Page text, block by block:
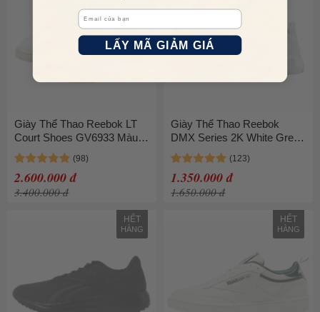
Giày Thể Thao Reebok LT
Court Shoes GV6933 Màu
Trắng - Xanh
2.600.000 đ
3.400.000 đ
Giày Thể Thao Reebok
DMX Series 2K White Grey
DV9724 Màu Trắng
1.350.000 đ
1.650.000 đ
HẾT
HÀNG
HẾT
HÀNG
Email
LẤY MÃ GIẢM GIÁ